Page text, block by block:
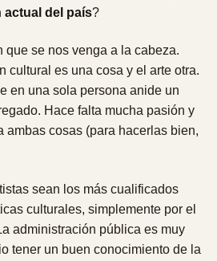
actual del país?
que se nos venga a la cabeza.
cultural es una cosa y el arte otra.
en una sola persona anide un
Hace falta mucha pasión y
ambas cosas (para hacerlas bien,
sean los más cualificados
culturales, simplemente por el
administración pública es muy
tener un buen conocimiento de la